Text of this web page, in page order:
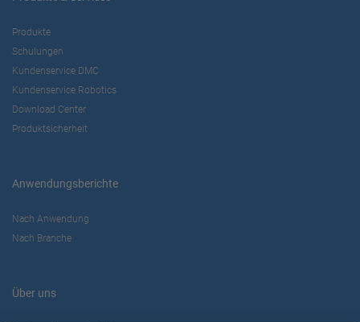
Produkte
Schulungen
Kundenservice DMC
Kundenservice Robotics
Download Center
Produktsicherheit
Anwendungsberichte
Nach Anwendung
Nach Branche
Über uns